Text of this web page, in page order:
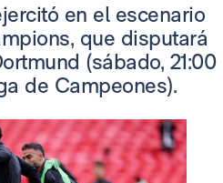
en el escenario
que disputará
(sábado, 21:00
de Campeones).